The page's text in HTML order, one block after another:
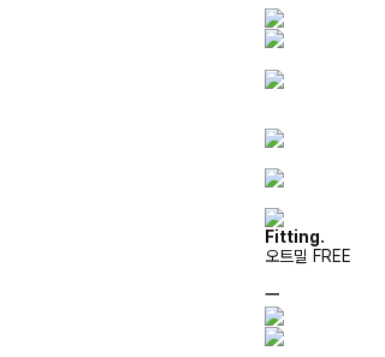
Fitting.
오트밀 FREE
ㅡ